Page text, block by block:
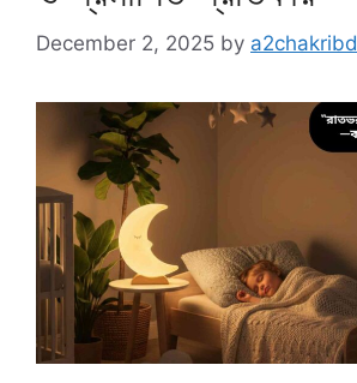
December 2, 2025 by a2chakribd